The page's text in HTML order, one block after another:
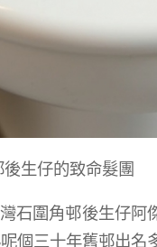
生仔的致命髮團
石圍角邨後生仔阿
個三十年舊邨出名